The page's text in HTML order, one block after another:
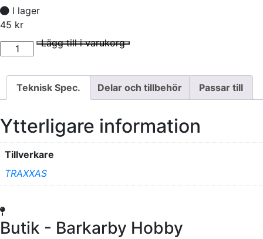
I lager
45 kr
I lager
12t-48P Motordrev mängd Lägg till i varukorg
Teknisk Spec. Delar och tillbehör Passar till
Ytterligare information
Tillverkare
TRAXXAS
Butik - Barkarby Hobby